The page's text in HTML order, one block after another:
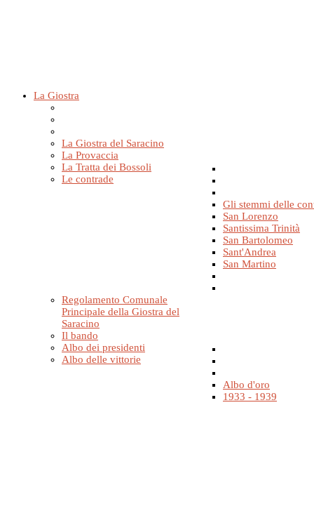
La Giostra
La Giostra del Saracino
La Provaccia
La Tratta dei Bossoli
Le contrade
Gli stemmi delle
San Lorenzo
Santissima Trinità
San Bartolomeo
Sant'Andrea
San Martino
Regolamento Comunale
Principale della Giostra del
Saracino
Il bando
Albo dei presidenti
Albo delle vittorie
Albo d'oro
1933 - 1939